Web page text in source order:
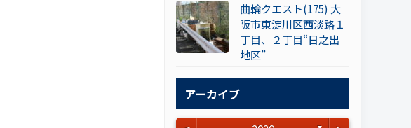
曲輪クエスト(175) 大
阪市東淀川区西淡路１
丁目、２丁目“日之出
地区”
アーカイブ